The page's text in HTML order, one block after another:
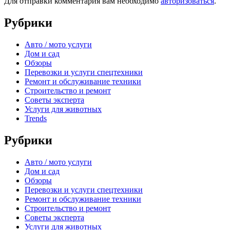
Рубрики
Авто / мото услуги
Дом и сад
Обзоры
Перевозки и услуги спецтехники
Ремонт и обслуживание техники
Строительство и ремонт
Советы эксперта
Услуги для животных
Trends
Рубрики
Авто / мото услуги
Дом и сад
Обзоры
Перевозки и услуги спецтехники
Ремонт и обслуживание техники
Строительство и ремонт
Советы эксперта
Услуги для животных